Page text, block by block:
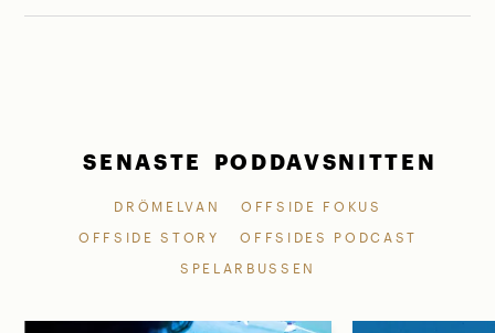
SENASTE PODDAVSNITTEN
DRÖMELVAN
OFFSIDE FOKUS
OFFSIDE STORY
OFFSIDES PODCAST
SPELARBUSSEN